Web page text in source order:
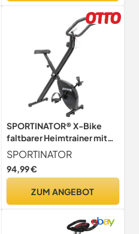
SPORTINATOR® X-Bike
faltbarer Heimtrainer mit
Computerfunktionen:
Geschwindigkeit-, Zeit-,
Distanz-, Kalorien- und
gepolsterter Sattel
SPORTINATOR
94,99 €
ZUM ANGEBOT